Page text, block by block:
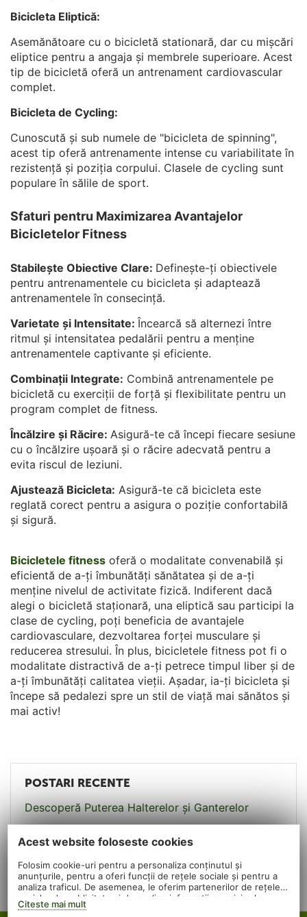
Bicicleta Eliptică:
Asemănătoare cu o bicicletă stationară, dar cu mișcări
eliptice pentru a angaja și membrele superioare. Acest
tip de bicicletă oferă un antrenament cardiovascular
complet.
Bicicleta de Cycling:
Cunoscută și sub numele de "bicicleta de spinning",
acest tip oferă antrenamente intense cu variabilitate în
rezistență și poziția corpului. Clasele de cycling sunt
populare în sălile de sport.
Sfaturi pentru Maximizarea Avantajelor
Bicicletelor Fitness
Stabilește Obiective Clare: Definește-ți obiectivele
pentru antrenamentele cu bicicleta și adaptează
antrenamentele în consecință.
Varietate și Intensitate: Încearcă să alternezi între
ritmul și intensitatea pedalării pentru a menține
antrenamentele captivante și eficiente.
Combinații Integrate: Combină antrenamentele pe
bicicletă cu exerciții de forță și flexibilitate pentru un
program complet de fitness.
Încălzire și Răcire: Asigură-te că începi fiecare sesiune
cu o încălzire ușoară și o răcire adecvată pentru a
evita riscul de leziuni.
Ajustează Bicicleta: Asigură-te că bicicleta este
reglată corect pentru a asigura o poziție confortabilă
și sigură.
Bicicletele fitness oferă o modalitate convenabilă și
eficientă de a-ți îmbunătăți sănătatea și de a-ți
menține nivelul de activitate fizică. Indiferent dacă
alegi o bicicletă staționară, una eliptică sau participi la
clase de cycling, poți beneficia de avantajele
cardiovasculare, dezvoltarea forței musculare și
reducerea stresului. În plus, bicicletele fitness pot fi o
modalitate distractivă de a-ți petrece timpul liber și de
a-ți îmbunătăți calitatea vieții. Așadar, ia-ți bicicleta și
începe să pedalezi spre un stil de viață mai sănătos și
mai activ!
POSTARI RECENTE
Descoperă Puterea Halterelor și Ganterelor
de Fitness
Placerea si Beneficiile Mersului pe Role
Acest website foloseste cookies
Folosim cookie-uri pentru a personaliza conținutul și
anunțurile, pentru a oferi funcții de rețele sociale și pentru a
analiza traficul. De asemenea, le oferim partenerilor de rețele
sociale, de publicitate și de analize informații cu privire la
modul în care folosiți site-ul nostru. Aceștia le pot combina cu
Citeste mai mult